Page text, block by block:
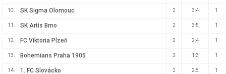
10. SK Sigma Olomouc 2 3:4 1
11. SK Artis Brno 2 3:5 1
12. FC Viktoria Plzeň 2 2:4 1
13. Bohemians Praha 1905 2 1:3 1
14. 1. FC Slovácko 2 2:6 1